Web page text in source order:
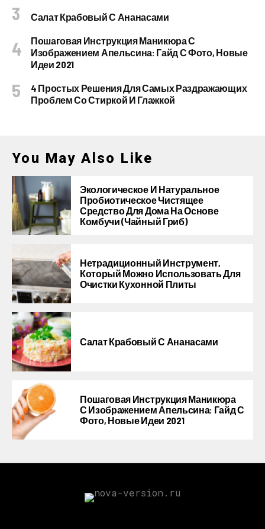
Салат Крабовый С Ананасами
Пошаговая Инструкция Маникюра С
Изображением Апельсина: Гайд С Фото, Новые
Идеи 2021
4 Простых Решения Для Самых Раздражающих
Проблем Со Стиркой И Глажкой
You May Also Like
Экологическое И Натуральное
Пробиотическое Чистящее
Средство Для Дома На Основе
Комбучи (чайный Гриб)
Нетрадиционный Инструмент,
Который Можно Использовать Для
Очистки Кухонной Плиты
Салат Крабовый С Ананасами
Пошаговая Инструкция Маникюра
С Изображением Апельсина: Гайд С
Фото, Новые Идеи 2021